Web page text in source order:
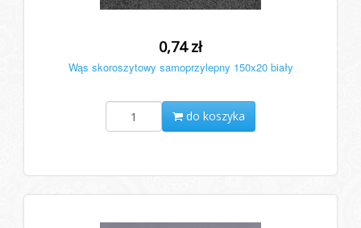
0,74 zł
Wąs skoroszytowy samoprzylepny 150x20 biały
do koszyka